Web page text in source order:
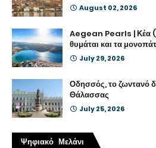
August 02, 2026
Aegean Pearls | Κέα
θυμάται και τα
July 29, 2026
Οδησσός, το ζωντανό
Θάλασσας
July 25, 2026
Ψηφιακό Μελάνι